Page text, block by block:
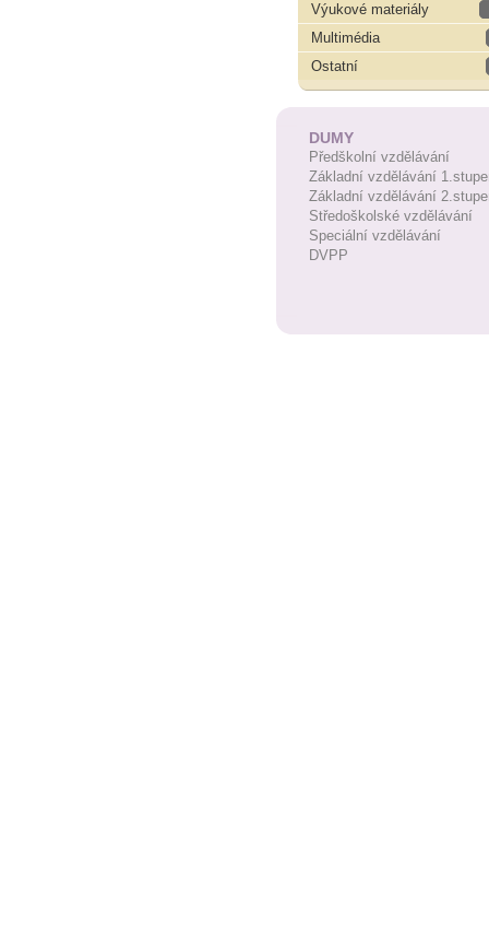
Výukové materiály
Multimédia
Ostatní
DUMY
Předškolní vzdělávání
Základní vzdělávání
Základní vzdělávání
Středoškolské vzdělávání
Speciální vzdělávání
DVPP